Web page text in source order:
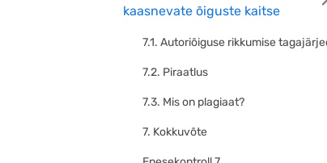
kaasnevate õiguste kaitse
7.1. Autoriõiguse rikkumise
7.2. Piraatlus
7.3. Mis on plagiaat?
7. Kokkuvõte